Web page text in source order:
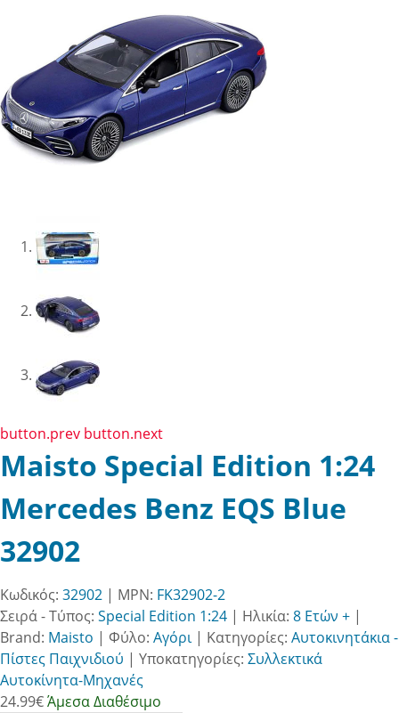
button.prev button.next
Maisto Special Edition 1:24
Mercedes Benz EQS Blue
32902
Κωδικός: 32902 | MPN: FK32902-2
Σειρά - Τύπος: Special Edition 1:24 | Ηλικία: 8 Ετών + |
Brand: Maisto | Φύλο: Αγόρι| Κατηγορίες: Αυτοκινητάκια -
Πίστες Παιχνιδιού | Υποκατηγορίες: Συλλεκτικά
Αυτοκίνητα-Μηχανές
24.99€Άμεσα Διαθέσιμο